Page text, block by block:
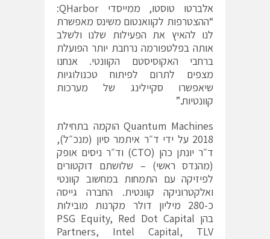
אלברטו טוסטו, ממייסדי QHarbor
:
“ההצטרפות לקוואנטום משינס מאפשרת
לנו להאיץ את הפעילות שלנו ולשלב
אותה בפלטפורמה נרחבת יותר הפועלת
ברחבי האקוסיסטם הקוונטי. אנחנו
מצפים לתרום לפיתוח טכנולוגיות
שיאפשרו סקיילינג של מערכות
קוונטיות.”
Quantum Machinesהוקמה בתחילת
2018 על ידי ד״ר איתמר סיון (מנכ״ל),
ד״ר יונתן כהן (CTO) וד״ר ניסים אופק
(מהנדס ראשי) – שלושתם דוקטורים
לפיזיקה עם התמחות במחשוב קוונטי
ואלקטרוניקה קוונטית. החברה גייסה
כ-280 מיליון דולר מקרנות מובילות
בהן PSG Equity, Red Dot Capital
Partners, Intel Capital, TLV